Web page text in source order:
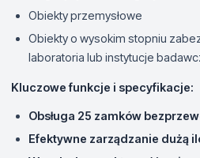
Obiekty przemysłowe
Obiekty o wysokim stopniu
laboratoria lub instytucje
Kluczowe funkcje i specyfikacje:
Obsługa 25 zamków
Efektywne zarządzanie dużą